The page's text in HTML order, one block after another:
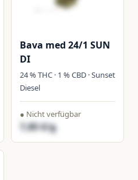
Bava med 24/1 SUN
DI
24 % THC · 1 % CBD · Sunset
Diesel
● Nicht verfügbar
7,85 €/g